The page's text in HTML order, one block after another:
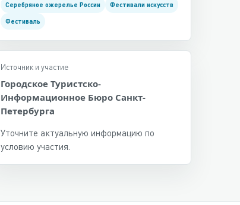
Серебряное ожерелье России Фестивали искусств
Фестиваль
Источник и участие
Городское Туристско-
Информационное Бюро Санкт-
Петербурга
Уточните актуальную информацию по
условию участия.